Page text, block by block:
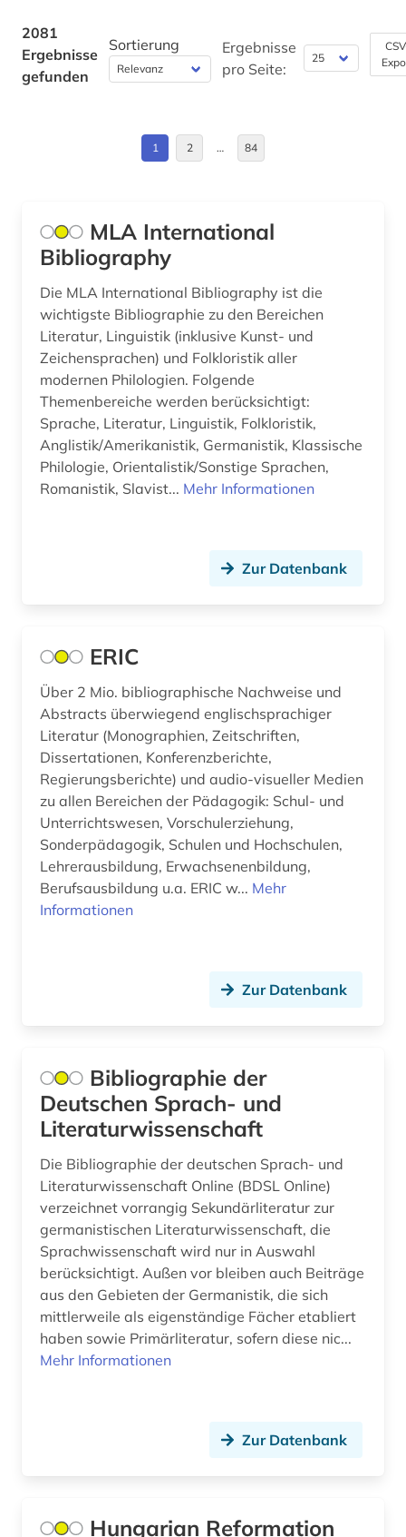
aluminiumbearbeitung (1)
aluminiumproduktion (1)
american library association (1)
amerika unabhängigkeitskrieg (1)
amerikanisches judentum (1)
amerikanistik (5)
ammoniten (1)
amnesty international (1)
amtsdrucksache (2)
analytik (1)
anarchist (1)
angewandte chemie (1)
angewandte informatik (1)
angewandte mikrobiologie (1)
angewandte technologien (1)
angewandte wissenschaft (1)
anleitung (1)
anorganische chemie (1)
antarktika (2)
anthologie (9)
anthropogeographie (1)
anthropologie (11)
anthropologische linguistik (1)
Daenemark (10)
Estland (6)
Europa (62)
Frankreich (27)
GUS (8)
Griechenland (Altertum) (4)
Großbritannien (23)
Israel (10)
Italien (27)
Japan (5)
Jugoslawien (7)
Kanada (21)
Korea (2)
Kroatien (8)
Makedonien (7)
Malta (1)
Mittelamerika (7)
Monaco (1)
Montenegro (8)
Niederlande (12)
Niedersachsen (4)
Norwegen (29)
2081
Ergebnisse
gefunden
Sortierung
Ergebnisse
pro Seite:
1 2 … 84
MLA International
Bibliography
Die MLA International Bibliography ist die
wichtigste Bibliographie zu den Bereichen
Literatur, Linguistik (inklusive Kunst- und
Zeichensprachen) und Folkloristik aller
modernen Philologien. Folgende
Themenbereiche werden berücksichtigt:
Sprache, Literatur, Linguistik, Folkloristik,
Anglistik/Amerikanistik, Germanistik, Klassische
Philologie, Orientalistik/Sonstige Sprachen,
Romanistik, Slavist... Mehr Informationen
Zur Datenbank
ERIC
Über 2 Mio. bibliographische Nachweise und
Abstracts überwiegend englischsprachiger
Literatur (Monographien, Zeitschriften,
Dissertationen, Konferenzberichte,
Regierungsberichte) und audio-visueller Medien
zu allen Bereichen der Pädagogik: Schul- und
Unterrichtswesen, Vorschulerziehung,
Sonderpädagogik, Schulen und Hochschulen,
Lehrerausbildung, Erwachsenenbildung,
Berufsausbildung u.a. ERIC w... Mehr
Informationen
Zur Datenbank
Bibliographie der
Deutschen Sprach- und
Literaturwissenschaft
Die Bibliographie der deutschen Sprach- und
Literaturwissenschaft Online (BDSL Online)
verzeichnet vorrangig Sekundärliteratur zur
germanistischen Literaturwissenschaft, die
Sprachwissenschaft wird nur in Auswahl
berücksichtigt. Außen vor bleiben auch Beiträge
aus den Gebieten der Germanistik, die sich
mittlerweile als eigenständige Fächer etabliert
haben sowie Primärliteratur, sofern diese nic...
Mehr Informationen
Zur Datenbank
Hungarian Reformation